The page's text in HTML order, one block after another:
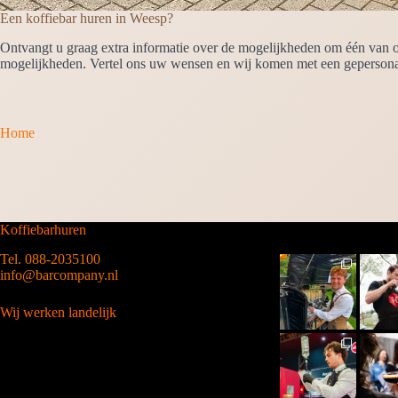
Een koffiebar huren in Weesp?
Ontvangt u graag extra informatie over de mogelijkheden om één
mogelijkheden. Vertel ons uw wensen en wij komen met een
Home
Koffiebarhuren
Tel. 088-2035100
info@barcompany.nl
Wij werken landelijk